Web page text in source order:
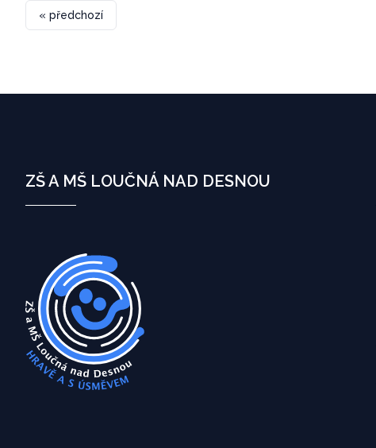
« předchozí
ZŠ A MŠ LOUČNÁ NAD DESNOU